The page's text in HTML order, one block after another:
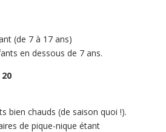
(de 7 à 17 ans)
en dessous de 7 ans.
bien chauds (de saison quoi !).
de pique-nique étant